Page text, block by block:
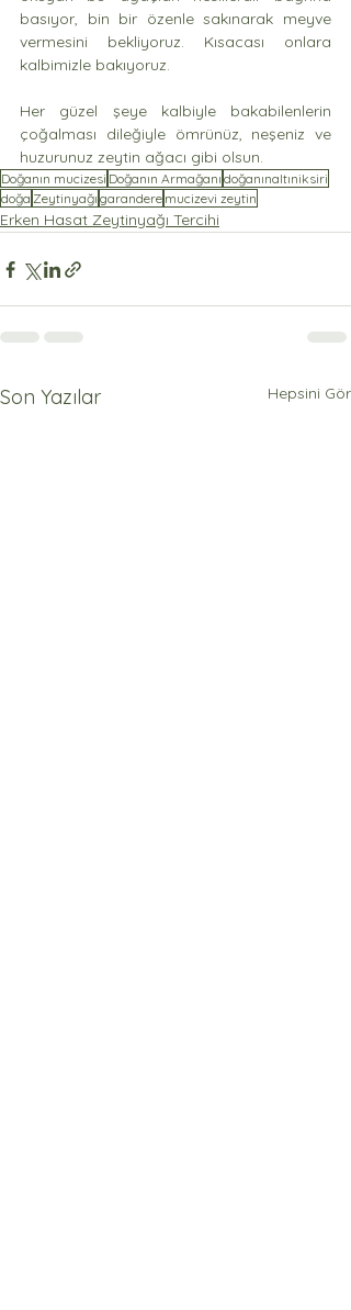
basıyor, bin bir özenle sakınarak meyve
vermesini bekliyoruz. Kısacası onlara
kalbimizle bakıyoruz.
Her güzel şeye kalbiyle bakabilenlerin
çoğalması dileğiyle ömrünüz, neşeniz ve
huzurunuz zeytin ağacı gibi olsun.
Doğanın mucizesi Doğanın Armağanı doğanınaltıniksiri
doğa Zeytinyağı garandere mucizevi zeytin
Erken Hasat Zeytinyağı Tercihi
Son Yazılar Hepsini Gör